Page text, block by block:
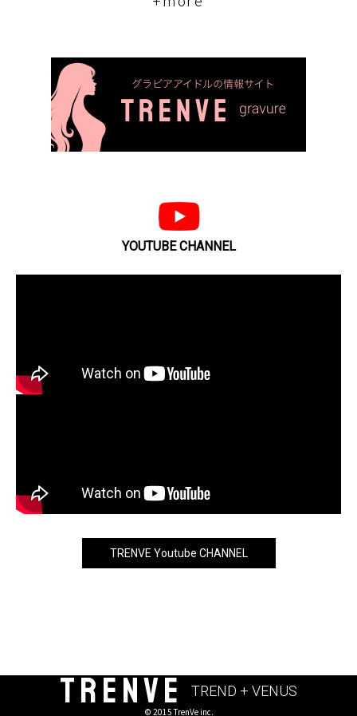
YOUTUBE CHANNEL
TRENVE Youtube CHANNEL
TRENVE TREND + VENUS
© 2015 TrenVe inc.